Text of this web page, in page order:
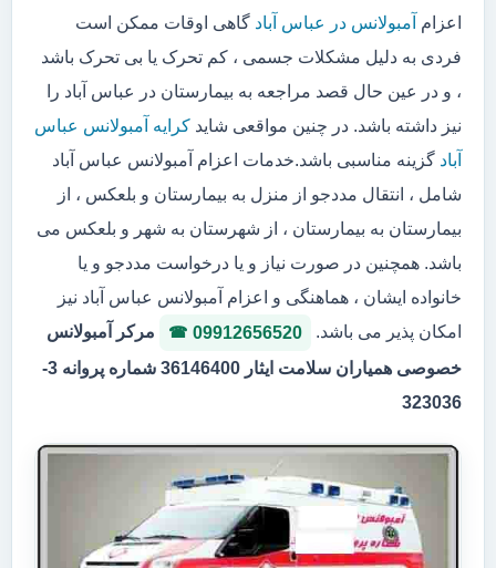
اعزام آمبولانس در عباس آباد گاهی اوقات ممکن است
فردی به دلیل مشکلات جسمی ، کم تحرک یا بی تحرک باشد
، و در عین حال قصد مراجعه به بیمارستان در عباس آباد را
نیز داشته باشد. در چنین مواقعی شاید کرایه آمبولانس عباس
آباد گزینه مناسبی باشد.خدمات اعزام آمبولانس عباس آباد
شامل ، انتقال مددجو از منزل به بیمارستان و بلعکس ، از
بیمارستان به بیمارستان ، از شهرستان به شهر و بلعکس می
باشد. همچنین در صورت نیاز و یا درخواست مددجو و یا
خانواده ایشان ، هماهنگی و اعزام آمبولانس عباس آباد نیز
امکان پذیر می باشد.
09912656520
مرکر آمبولانس
خصوصی همیاران سلامت ایثار 36146400 شماره پروانه 3-
323036